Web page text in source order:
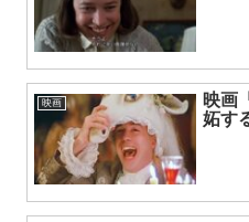
映画
映画
妬す